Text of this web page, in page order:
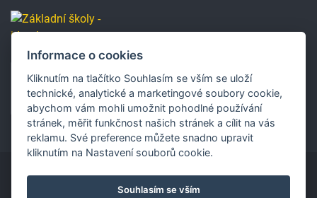
Copyright © 2019 Základní škola, Česká Lípa, 28. října
Informace o cookies
Kliknutím na tlačítko Souhlasím se vším se uloží
technické, analytické a marketingové soubory cookie,
abychom vám mohli umožnit pohodlné používání
stránek, měřit funkčnost našich stránek a cílit na vás
reklamu. Své preference můžete snadno upravit
kliknutím na Nastavení souborů cookie.
Souhlasím se vším